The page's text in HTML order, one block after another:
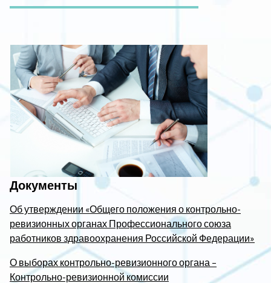
Документы
Об утверждении «Общего положения о контрольно-
ревизионных органах Профессионального союза
работников здравоохранения Российской Федерации»
О выборах контрольно-ревизионного органа –
Контрольно-ревизионной комиссии